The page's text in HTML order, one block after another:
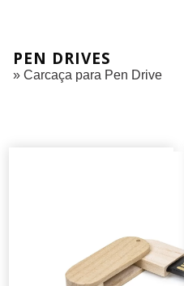
PEN DRIVES
» Carcaça para Pen Drive